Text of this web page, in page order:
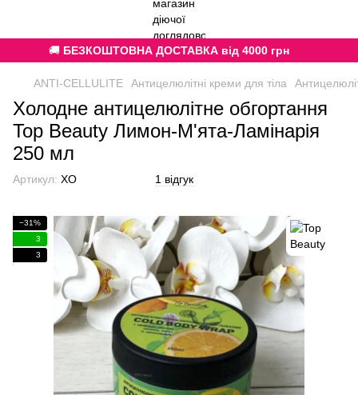
🚚 БЕЗКОШТОВНА ДОСТАВКА від 4000 грн
ANTI-CELLULITE Антицелюлітні креми для тіла
Холодне антицелюлітне обгортання
Top Beauty Лимон-М'ята-Ламінарія
250 мл
Артикул: XO 1 відгук
−31%
3
3